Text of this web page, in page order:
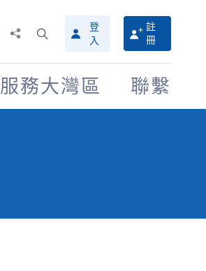
搜
尋
介
面
登
入
註
冊
服務大灣區 聯繫